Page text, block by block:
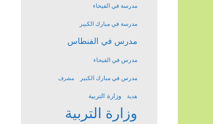
مدرسة في الفيحاء
مدرسة في مبارك الكبير
مدرس في الفنطاس
مدرس في الفيحاء
مدرس في مبارك الكبير مشرف
هدية وزارة التربية
وزارة التربية